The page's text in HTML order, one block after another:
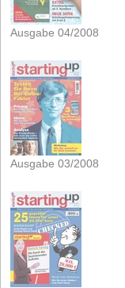
Ausgabe 04/2008
Ausgabe 03/2008